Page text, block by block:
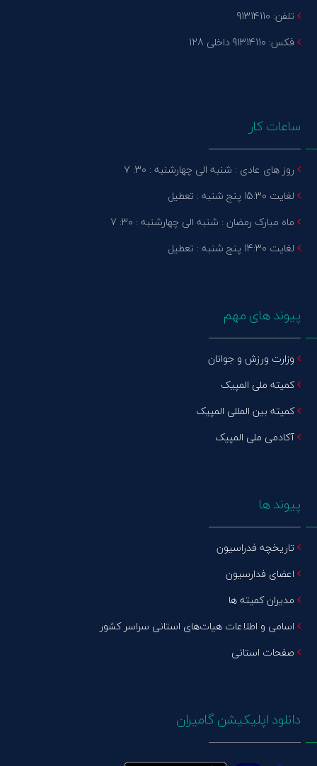
تلفن: 91314110
فکس: 91314110 داخلی 128
ساعات کار
روز های عادی : شنبه الی چهارشنبه : 30: 7
لغایت 15:30 پنج شنبه : تعطیل
ماه مبارک رمضان : شنبه الی چهارشنبه : 30: 7
لغایت 14:30 پنج شنبه : تعطیل
پیوند های مهم
وزارت ورزش و جوانان
کمیته ملی المپیک
کمیته بین المللی المپیک
آکادمی ملی المپیک
پیوند ها
تاریخچه فدراسیون
اعضای فدارسیون
مدیران کمیته ها
اسامی و اطلاعات هیات‌های استانی سراسر کشور
صفحات استانی
دانلود اپلیکیشن گامیران